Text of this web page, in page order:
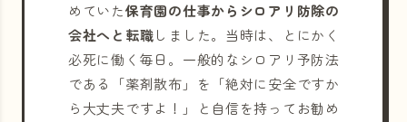
めていた保育園の仕事からシロアリ防除の
会社へと転職しました。当時は、とにかく
必死に働く毎日。一般的なシロアリ予防法
である「薬剤散布」を「絶対に安全ですか
ら大丈夫ですよ！」と自信を持ってお勧め